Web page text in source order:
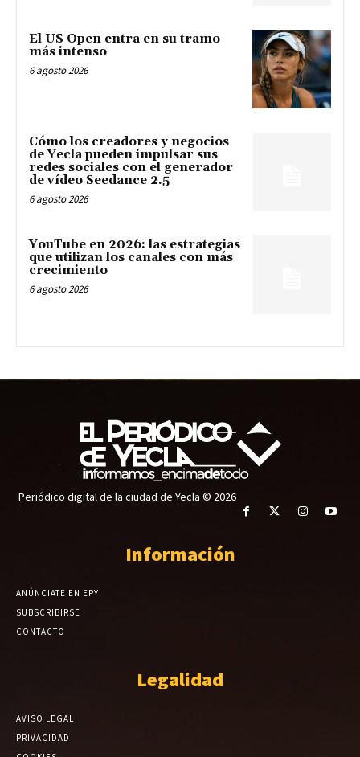
El US Open entra en su tramo
más intenso
6 agosto 2026
Cómo los creadores y negocios
de Yecla pueden impulsar sus
redes sociales con el generador
de vídeo Seedance 2.5
6 agosto 2026
YouTube en 2026: las estrategias
que utilizan los canales con más
crecimiento
6 agosto 2026
Periódico digital de la ciudad de Yecla © 2026
Información
ANÚNCIATE EN EPY
SUBSCRIBIRSE
CONTACTO
Legalidad
AVISO LEGAL
PRIVACIDAD